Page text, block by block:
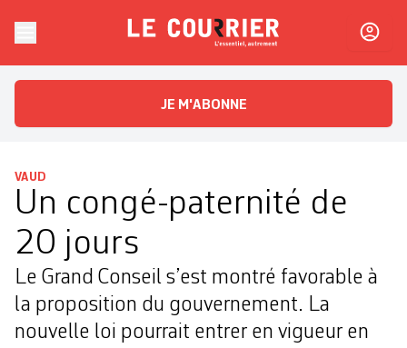
Le CourrierL'essentiel, autrement
JE M'ABONNE
VAUD
Un congé-paternité de
20 jours
Le Grand Conseil s’est montré favorable à
la proposition du gouvernement. La
nouvelle loi pourrait entrer en vigueur en